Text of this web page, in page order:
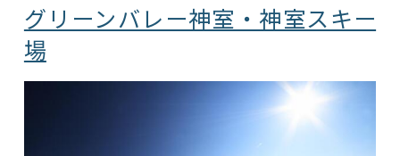
グリーンバレー神室・神室スキー
場